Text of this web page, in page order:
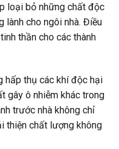
loại bỏ những chất độc
lành cho ngôi nhà. Điều
thần cho các thành
hấp thụ các khí độc hại
gây ô nhiễm khác trong
trước nhà không chỉ
thiện chất lượng không